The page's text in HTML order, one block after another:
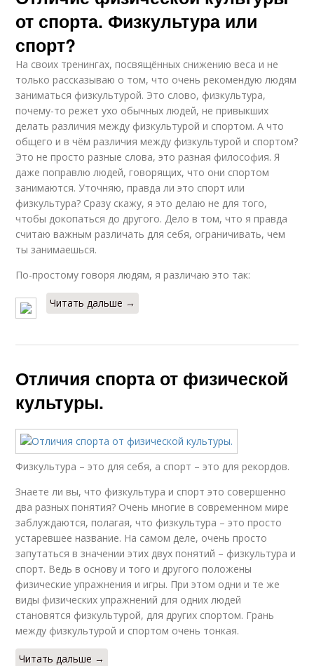
от спорта. Физкультура или
спорт?
На своих тренингах, посвящённых снижению веса и не
только рассказываю о том, что очень рекомендую людям
заниматься физкультурой. Это слово, физкультура,
почему-то режет ухо обычных людей, не привыкших
делать различия между физкультурой и спортом. А что
общего и в чём различия между физкультурой и спортом?
Это не просто разные слова, это разная философия. Я
даже поправлю людей, говорящих, что они спортом
занимаются. Уточняю, правда ли это спорт или
физкультура? Сразу скажу, я это делаю не для того,
чтобы докопаться до другого. Дело в том, что я правда
считаю важным различать для себя, ограничивать, чем
ты занимаешься.
По-простому говоря людям, я различаю это так:
Читать дальше →
Отличия спорта от физической
культуры.
Физкультура – это для себя, а спорт – это для рекордов.
Знаете ли вы, что физкультура и спорт это совершенно
два разных понятия? Очень многие в современном мире
заблуждаются, полагая, что физкультура – это просто
устаревшее название. На самом деле, очень просто
запутаться в значении этих двух понятий – физкультура и
спорт. Ведь в основу и того и другого положены
физические упражнения и игры. При этом одни и те же
виды физических упражнений для одних людей
становятся физкультурой, для других спортом. Грань
между физкультурой и спортом очень тонкая.
Читать дальше →